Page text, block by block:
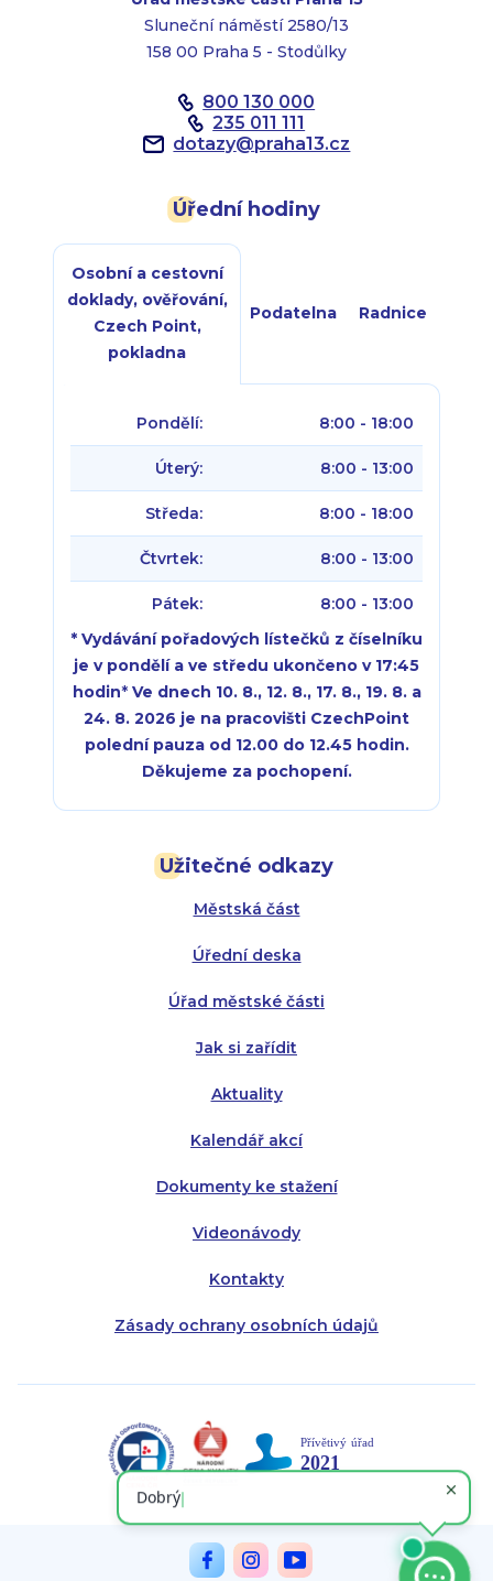
Sluneční náměstí 2580/13
158 00 Praha 5 - Stodůlky
800 130 000
235 011 111
dotazy@praha13.cz
Užitečné odkazy
Městská část
Úřední deska
Úřad městské části
Jak si zařídit
Aktuality
Kalendář akcí
Dokumenty ke stažení
Videonávody
Kontakty
Zásady ochrany osobních údajů
Úřední hodiny
Osobní a cestovní
doklady, ověřování,
Czech Point,
pokladna
Podatelna Radnice
Pondělí: 8:00 - 18:00
Úterý: 8:00 - 13:00
Středa: 8:00 - 18:00
Čtvrtek: 8:00 - 13:00
Pátek:
8:00 - 13:00
* Vydávání pořadových lístečků z číselníku
je v pondělí a ve středu ukončeno v 17:45
hodin* Ve dnech 10. 8., 12. 8., 17. 8., 19. 8. a
24. 8. 2026 je na pracovišti CzechPoint
polední pauza od 12.00 do 12.45 hodin.
Děkujeme za pochopení.
Úterý:
Středa:
Čtvrtek:
Pátek:
Úterý:
Středa:
Čtvrtek: